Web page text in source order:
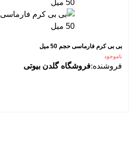
بی بی کرم فارماسی حجم 50 میل
ناموجود
فروشنده:فروشگاه گلدن بیوتی